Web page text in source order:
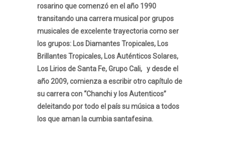
rosarino que comenzó en el año 1990
transitando una carrera musical por grupos
musicales de excelente trayectoria como ser
los grupos: Los Diamantes Tropicales, Los
Brillantes Tropicales, Los Auténticos Solares,
Los Lirios de Santa Fe, Grupo Cali, y desde el
año 2009, comienza a escribir otro capítulo de
su carrera con “Chanchi y los Autenticos”
deleitando por todo el país su música a todos
los que aman la cumbia santafesina.